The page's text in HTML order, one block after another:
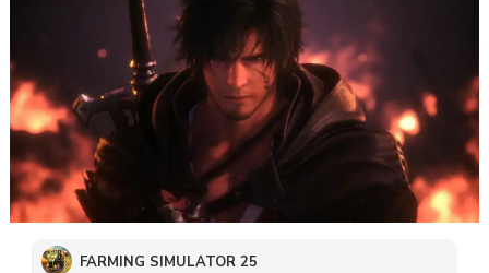
FARMING SIMULATOR 25